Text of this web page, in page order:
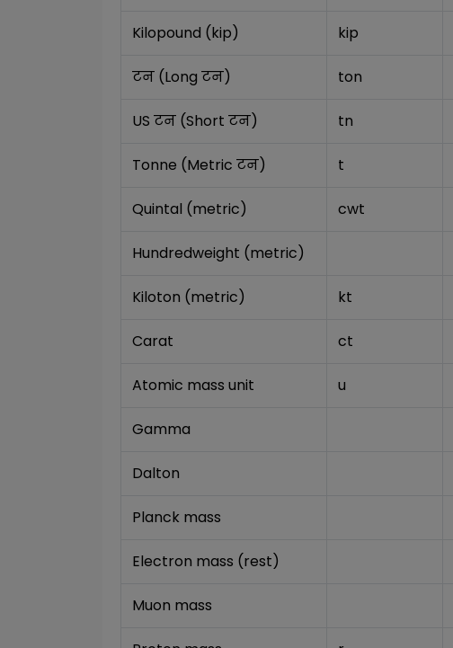
Kilopound (kip) kip
टन (Long टन) ton
US टन (Short टन) tn
Tonne (Metric टन) t
Quintal (metric) cwt
Hundredweight (metric)
Kiloton (metric) kt
Carat ct
Atomic mass unit u
Gamma
Dalton
Planck mass
Electron mass (rest)
Muon mass